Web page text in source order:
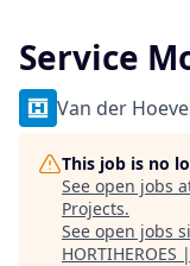
Service
Van der
This job is no
See open jobs
Projects.
See open jobs
HORTIHEROES